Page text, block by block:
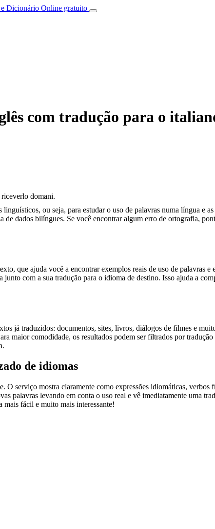
Dicionário Online gratuito
com tradução para o
domani.
ou seja, para estudar o uso de palavras numa língua e
de dados bilíngues. Se você encontrar algum erro de ortografia,
que ajuda você a encontrar exemplos reais de uso de palavras
com a sua tradução para o idioma de destino. Isso ajuda a
já traduzidos: documentos, sites, livros, diálogos de filmes e
maior comodidade, os resultados podem ser filtrados por
de idiomas
serviço mostra claramente como expressões idiomáticas,
palavras levando em conta o uso real e vê imediatamente uma
fácil e muito mais interessante!